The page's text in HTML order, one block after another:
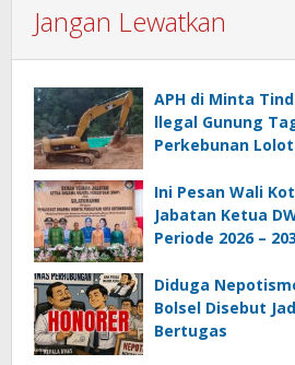
Jangan Lewatkan
APH di Minta
llegal Gunung
Perkebunan
Ini Pesan Wali
Jabatan Ketua
Periode 2026 –
Diduga
Bolsel Disebut
Bertugas